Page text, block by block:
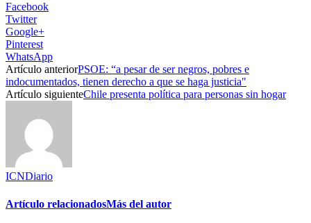
Facebook
Twitter
Google+
Pinterest
WhatsApp
Artículo anteriorPSOE: “a pesar de ser negros, pobres e
indocumentados, tienen derecho a que se haga justicia"
Artículo siguienteChile presenta política para personas sin hogar
ICNDiario
Artículo relacionadosMás del autor